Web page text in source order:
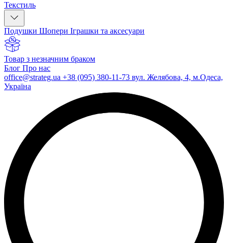
Текстиль
Подушки Шопери Іграшки та аксесуари
Товар з незначним браком
Блог Про нас
office@strateg.ua +38 (095) 380-11-73 вул. Желябова, 4, м.Одеса,
Україна